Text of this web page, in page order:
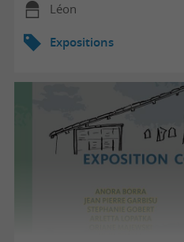
Léon
Expositions